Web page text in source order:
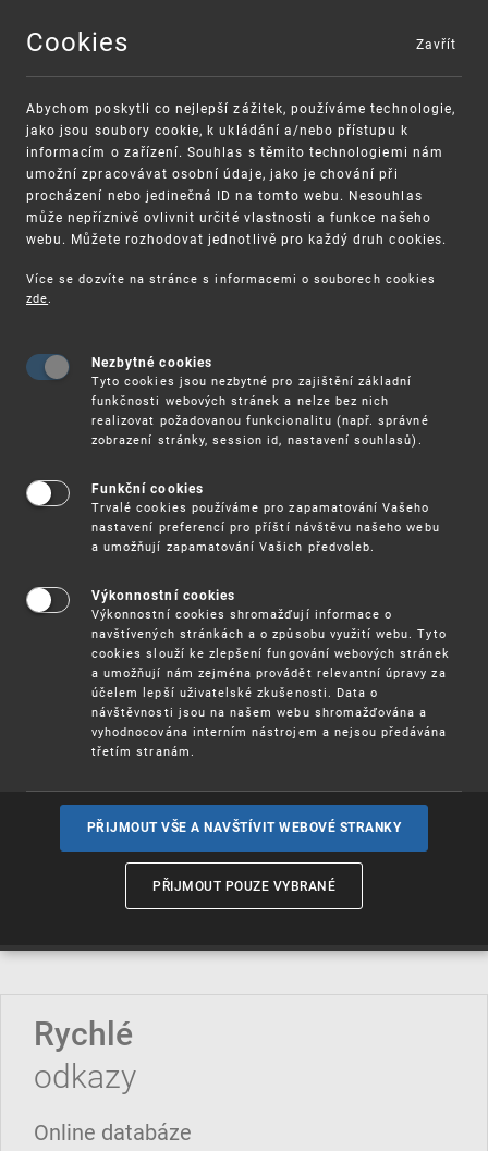
MENU
VAROVÁNÍ
Finanční podpora
Vynálezy / Patenty
Užitnévzory
Ochrannéznámky
Označení původua zeměpisná
Rychlé
odkazy
Online databáze
Cookies
Abychom poskytli co nejlepší zážitek, používáme technologie,
jako jsou soubory cookie, k ukládání a/nebo přístupu k
informacím o zařízení. Souhlas s těmito technologiemi nám
umožní zpracovávat osobní údaje, jako je chování při
procházení nebo jedinečná ID na tomto webu. Nesouhlas
může nepříznivě ovlivnit určité vlastnosti a funkce našeho
webu. Můžete rozhodovat jednotlivě pro každý druh cookies.
Více se dozvíte na stránce s informacemi o souborech cookies
zde.
Nezbytné cookies
Tyto cookies jsou nezbytné pro zajištění základní
funkčnosti webových stránek a nelze bez nich
realizovat požadovanou funkcionalitu (např. správné
zobrazení stránky, session id, nastavení souhlasů).
Funkční cookies
Trvalé cookies používáme pro zapamatování Vašeho
nastavení preferencí pro příští návštěvu našeho webu
a umožňují zapamatování Vašich předvoleb.
Výkonnostní cookies
Výkonnostní cookies shromažďují informace o
navštívených stránkách a o způsobu využití webu. Tyto
cookies slouží ke zlepšení fungování webových stránek
a umožňují nám zejména provádět relevantní úpravy za
účelem lepší uživatelské zkušenosti. Data o
návštěvnosti jsou na našem webu shromažďována a
vyhodnocována interním nástrojem a nejsou předávána
třetím stranám.
PŘIJMOUT VŠE A NAVŠTÍVIT WEBOVÉ STRANKY
PŘIJMOUT POUZE VYBRANÉ
Zavřít